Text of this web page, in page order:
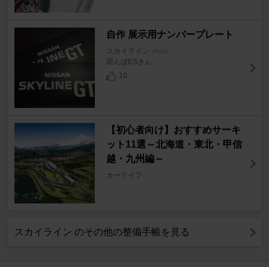
自作 展示用ナンバープレート
スカイライン [R30]
田んぼESさん
10
【初心者向け】おすすめサーキ
ット11選～北海道・東北・甲信
越・九州編～
カーライフ
スカイライン のその他の整備手帳を見る